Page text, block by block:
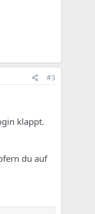
#3
klappt.
du auf